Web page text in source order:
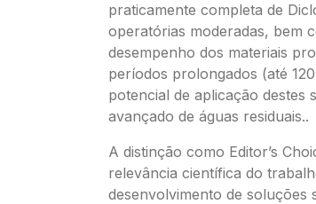
praticamente completa de
operatórias moderadas, bem
desempenho dos materiais
períodos prolongados (até
potencial de aplicação destes
avançado de águas residuais..
A distinção como Editor’s
relevância científica do
desenvolvimento de soluções